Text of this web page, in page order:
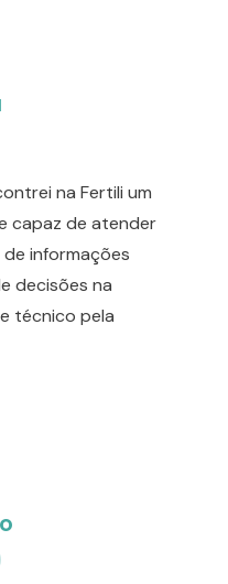
na Fertili um
capaz de atender
informações
decisões na
técnico pela